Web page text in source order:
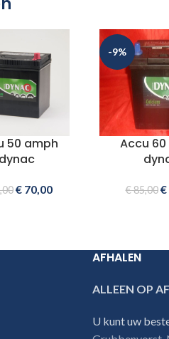
50 amph
dynac
€70,00
-9%
Accu
€85,00€
AFHALEN
ALLEEN OP
U kunt uw